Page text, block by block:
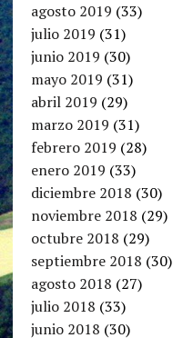
agosto 2019 (33)
julio 2019 (31)
junio 2019 (30)
mayo 2019 (31)
abril 2019 (29)
marzo 2019 (31)
febrero 2019 (28)
enero 2019 (33)
diciembre 2018 (30)
noviembre 2018 (29)
octubre 2018 (29)
septiembre 2018 (30)
agosto 2018 (27)
julio 2018 (33)
junio 2018 (30)